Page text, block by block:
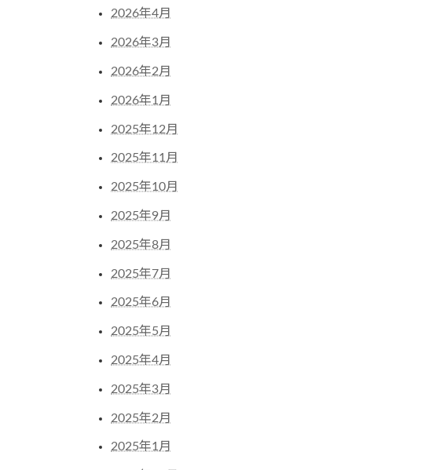
2026年4月
2026年3月
2026年2月
2026年1月
2025年12月
2025年11月
2025年10月
2025年9月
2025年8月
2025年7月
2025年6月
2025年5月
2025年4月
2025年3月
2025年2月
2025年1月